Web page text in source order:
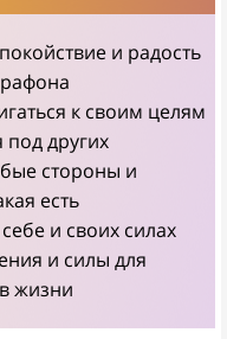
и радость
марафона
к своим целям
под других
стороны и
есть
и своих силах
и силы для
жизни